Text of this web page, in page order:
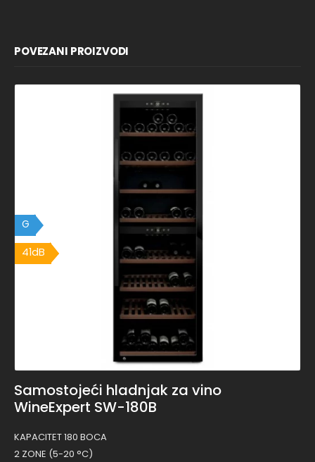
POVEZANI PROIZVODI
G
41dB
41dB
Samostojeći hladnjak za vino
WineExpert SW-180B
KAPACITET 180 BOCA
2 ZONE (5-20 °C)